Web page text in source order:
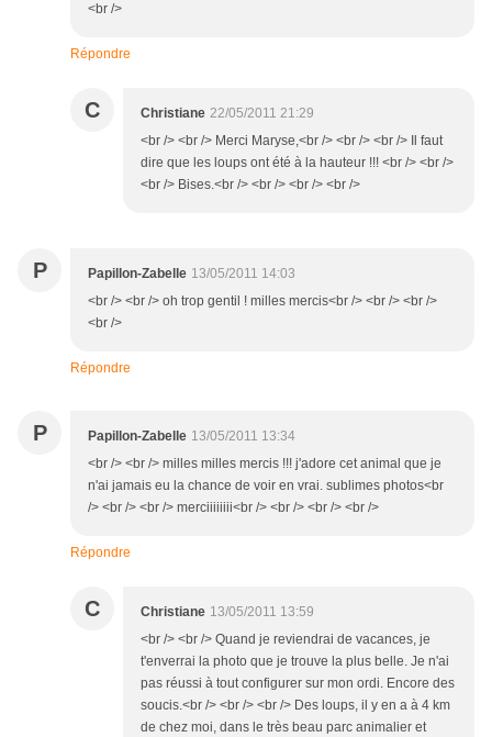
<br />
Répondre
C Christiane 22/05/2011 21:29
<br /> <br /> Merci Maryse,<br /> <br /> <br /> Il faut
dire que les loups ont été à la hauteur !!! <br /> <br />
<br /> Bises.<br /> <br /> <br /> <br />
P Papillon-Zabelle 13/05/2011 14:03
<br /> <br /> oh trop gentil ! milles mercis<br /> <br /> <br />
<br />
Répondre
P Papillon-Zabelle 13/05/2011 13:34
<br /> <br /> milles milles mercis !!! j'adore cet animal que je
n'ai jamais eu la chance de voir en vrai. sublimes photos<br
/> <br /> <br /> merciiiiiiii<br /> <br /> <br /> <br />
Répondre
C Christiane 13/05/2011 13:59
<br /> <br /> Quand je reviendrai de vacances, je
t'enverrai la photo que je trouve la plus belle. Je n'ai
pas réussi à tout configurer sur mon ordi. Encore des
soucis.<br /> <br /> <br /> Des loups, il y en a à 4 km
de chez moi, dans le très beau parc animalier et